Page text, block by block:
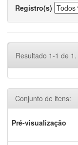
Registro(s)
Resultado 1-1 de 1.
Conjunto de itens:
Pré-visualização